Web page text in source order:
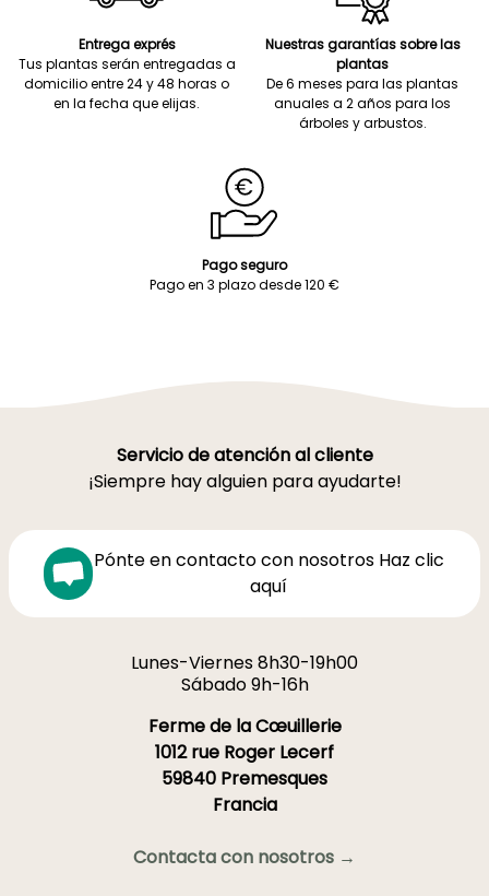
Entrega exprés
Tus plantas serán entregadas a
domicilio entre 24 y 48 horas o
en la fecha que elijas.
Nuestras garantías sobre las
plantas
De 6 meses para las plantas
anuales a 2 años para los
árboles y arbustos.
Pago seguro
Pago en 3 plazo desde 120 €
Servicio de atención al cliente
¡Siempre hay alguien para ayudarte!
Pónte en contacto con nosotros Haz clic
aquí
Lunes-Viernes 8h30-19h00
Sábado 9h-16h
Ferme de la Cœuillerie
1012 rue Roger Lecerf
59840 Premesques
Francia
Contacta con nosotros →